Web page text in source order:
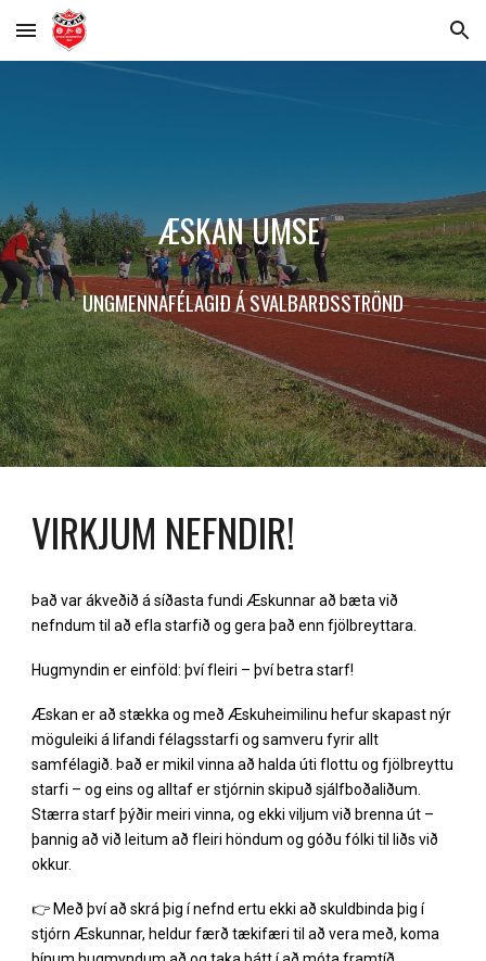
Skip to main content Skip to navigation
ÆSKAN UMSE
UNGMENNAFÉLAGIÐ ÁSVALBARÐSSTRÖND
VIRKJUM NEFNDIR!
Það var ákveðið á síðasta fundi Æskunnar að bæta við
nefndum til að efla starfið og gera það enn fjölbreyttara.
Hugmyndin er einföld: því fleiri – því betra starf!
Æskan er að stækka og með Æskuheimilinu hefur skapast nýr
möguleiki á lifandi félagsstarfi og samveru fyrir allt
samfélagið. Það er mikil vinna að halda úti flottu og fjölbreyttu
starfi – og eins og alltaf er stjórnin skipuð sjálfboðaliðum.
Stærra starf þýðir meiri vinna, og ekki viljum við brenna út –
þannig að við leitum að fleiri höndum og góðu fólki til liðs við
okkur.
👉 Með því að skrá þig í nefnd ertu ekki að skuldbinda þig í
stjórn Æskunnar, heldur færð tækifæri til að vera með, koma